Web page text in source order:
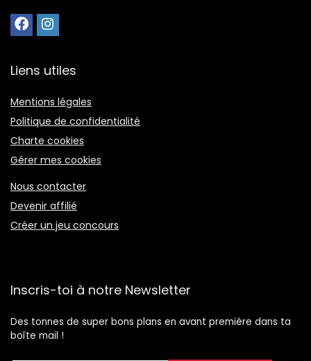
Liens utiles
Mentions légales
Politique de confidentialité
Charte cookies
Gérer mes cookies
Nous contacter
Devenir affilié
Créer un jeu concours
Inscris-toi à notre Newsletter
Des tonnes de super bons plans en avant première dans ta
boîte mail !